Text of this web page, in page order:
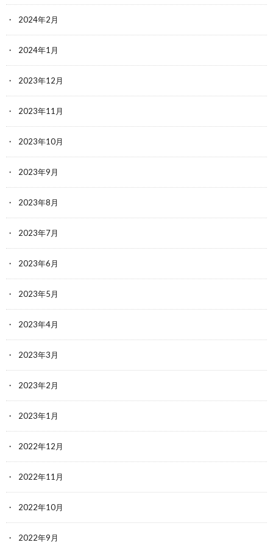
2024年2月
2024年1月
2023年12月
2023年11月
2023年10月
2023年9月
2023年8月
2023年7月
2023年6月
2023年5月
2023年4月
2023年3月
2023年2月
2023年1月
2022年12月
2022年11月
2022年10月
2022年9月